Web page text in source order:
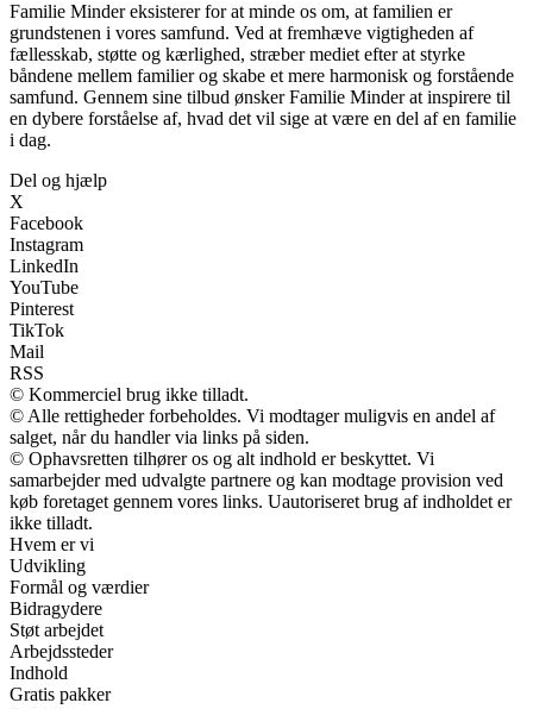
Familie Minder eksisterer for at minde os om, at familien er
grundstenen i vores samfund. Ved at fremhæve vigtigheden af
fællesskab, støtte og kærlighed, stræber mediet efter at styrke
båndene mellem familier og skabe et mere harmonisk og forstående
samfund. Gennem sine tilbud ønsker Familie Minder at inspirere til
en dybere forståelse af, hvad det vil sige at være en del af en familie
i dag.
Del og hjælp
X
Facebook
Instagram
LinkedIn
YouTube
Pinterest
TikTok
Mail
RSS
© Kommerciel brug ikke tilladt.
© Alle rettigheder forbeholdes. Vi modtager muligvis en andel af
salget, når du handler via links på siden.
© Ophavsretten tilhører os og alt indhold er beskyttet. Vi
samarbejder med udvalgte partnere og kan modtage provision ved
køb foretaget gennem vores links. Uautoriseret brug af indholdet er
ikke tilladt.
Hvem er vi
Udvikling
Formål og værdier
Bidragydere
Støt arbejdet
Arbejdssteder
Indhold
Gratis pakker